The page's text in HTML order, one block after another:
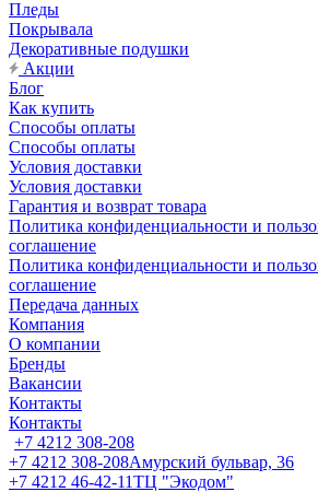
Пледы
Покрывала
Декоративные подушки
Акции
Блог
Как купить
Способы оплаты
Способы оплаты
Условия доставки
Условия доставки
Гарантия и возврат товара
Политика конфиденциальности и
соглашение
Политика конфиденциальности и
соглашение
Передача данных
Компания
О компании
Бренды
Вакансии
Контакты
Контакты
+7 4212 308-208
+7 4212 308-208Амурский бульвар, 36
+7 4212 46-42-11ТЦ "Экодом"